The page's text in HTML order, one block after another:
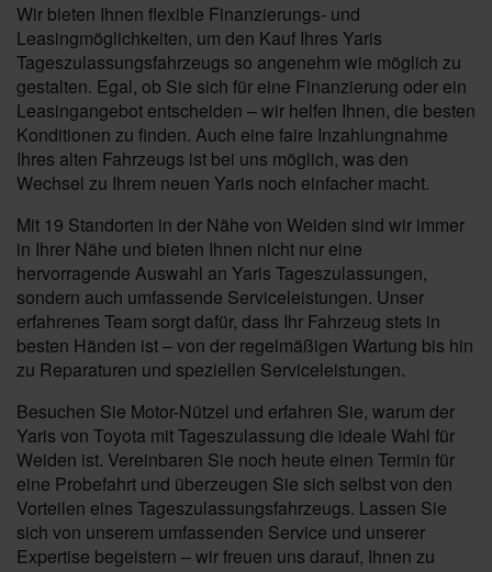
Wir bieten Ihnen flexible Finanzierungs- und
Leasingmöglichkeiten, um den Kauf Ihres Yaris
Tageszulassungsfahrzeugs so angenehm wie möglich zu
gestalten. Egal, ob Sie sich für eine Finanzierung oder ein
Leasingangebot entscheiden – wir helfen Ihnen, die besten
Konditionen zu finden. Auch eine faire Inzahlungnahme
Ihres alten Fahrzeugs ist bei uns möglich, was den
Wechsel zu Ihrem neuen Yaris noch einfacher macht.
Mit 19 Standorten in der Nähe von Weiden sind wir immer
in Ihrer Nähe und bieten Ihnen nicht nur eine
hervorragende Auswahl an Yaris Tageszulassungen,
sondern auch umfassende Serviceleistungen. Unser
erfahrenes Team sorgt dafür, dass Ihr Fahrzeug stets in
besten Händen ist – von der regelmäßigen Wartung bis hin
zu Reparaturen und speziellen Serviceleistungen.
Besuchen Sie Motor-Nützel und erfahren Sie, warum der
Yaris von Toyota mit Tageszulassung die ideale Wahl für
Weiden ist. Vereinbaren Sie noch heute einen Termin für
eine Probefahrt und überzeugen Sie sich selbst von den
Vorteilen eines Tageszulassungsfahrzeugs. Lassen Sie
sich von unserem umfassenden Service und unserer
Expertise begeistern – wir freuen uns darauf, Ihnen zu